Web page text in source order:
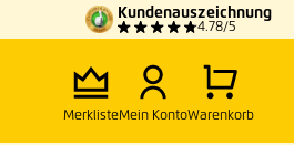
Kundenauszeichnung
4.78/5
MerklisteMein KontoWarenkorb